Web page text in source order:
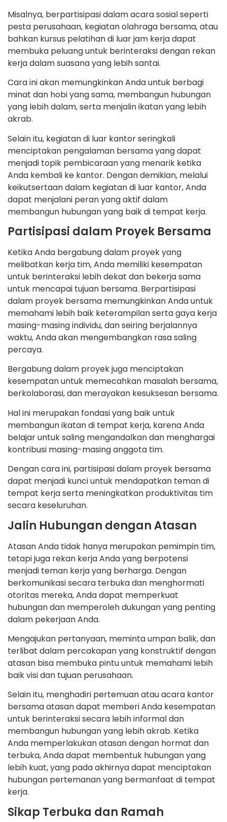
Misalnya, berpartisipasi dalam acara sosial seperti
pesta perusahaan, kegiatan olahraga bersama, atau
bahkan kursus pelatihan di luar jam kerja dapat
membuka peluang untuk berinteraksi dengan rekan
kerja dalam suasana yang lebih santai.
Cara ini akan memungkinkan Anda untuk berbagi
minat dan hobi yang sama, membangun hubungan
yang lebih dalam, serta menjalin ikatan yang lebih
akrab.
Selain itu, kegiatan di luar kantor seringkali
menciptakan pengalaman bersama yang dapat
menjadi topik pembicaraan yang menarik ketika
Anda kembali ke kantor. Dengan demikian, melalui
keikutsertaan dalam kegiatan di luar kantor, Anda
dapat menjalani peran yang aktif dalam
membangun hubungan yang baik di tempat kerja.
Partisipasi dalam Proyek Bersama
Ketika Anda bergabung dalam proyek yang
melibatkan kerja tim, Anda memiliki kesempatan
untuk berinteraksi lebih dekat dan bekerja sama
untuk mencapai tujuan bersama. Berpartisipasi
dalam proyek bersama memungkinkan Anda untuk
memahami lebih baik keterampilan serta gaya kerja
masing-masing individu, dan seiring berjalannya
waktu, Anda akan mengembangkan rasa saling
percaya.
Bergabung dalam proyek juga menciptakan
kesempatan untuk memecahkan masalah bersama,
berkolaborasi, dan merayakan kesuksesan bersama.
Hal ini merupakan fondasi yang baik untuk
membangun ikatan di tempat kerja, karena Anda
belajar untuk saling mengandalkan dan menghargai
kontribusi masing-masing anggota tim.
Dengan cara ini, partisipasi dalam proyek bersama
dapat menjadi kunci untuk mendapatkan teman di
tempat kerja serta meningkatkan produktivitas tim
secara keseluruhan.
Jalin Hubungan dengan Atasan
Atasan Anda tidak hanya merupakan pemimpin tim,
tetapi juga rekan kerja Anda yang berpotensi
menjadi teman kerja yang berharga. Dengan
berkomunikasi secara terbuka dan menghormati
otoritas mereka, Anda dapat memperkuat
hubungan dan memperoleh dukungan yang penting
dalam pekerjaan Anda.
Mengajukan pertanyaan, meminta umpan balik, dan
terlibat dalam percakapan yang konstruktif dengan
atasan bisa membuka pintu untuk memahami lebih
baik visi dan tujuan perusahaan.
Selain itu, menghadiri pertemuan atau acara kantor
bersama atasan dapat memberi Anda kesempatan
untuk berinteraksi secara lebih informal dan
membangun hubungan yang lebih akrab. Ketika
Anda memperlakukan atasan dengan hormat dan
terbuka, Anda dapat membentuk hubungan yang
lebih kuat, yang pada akhirnya dapat menciptakan
hubungan pertemanan yang bermanfaat di tempat
kerja.
Sikap Terbuka dan Ramah